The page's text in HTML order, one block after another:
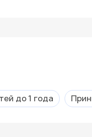
до 1 года